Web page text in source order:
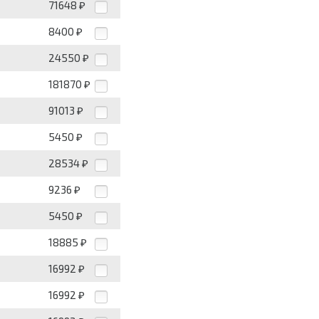
71648 ₽
8400 ₽
24550 ₽
181870 ₽
91013 ₽
5450 ₽
28534 ₽
9236 ₽
5450 ₽
18885 ₽
16992 ₽
16992 ₽